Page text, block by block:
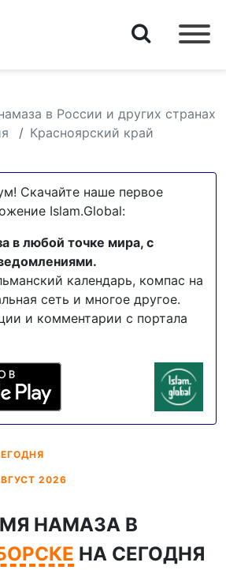
в России и других странах
Красноярский край
Скачайте наше первое
Islam.Global:
в любой точке мира, с
календарь, компас на
сеть и многое другое.
и комментарии с портала
2026
НАМАЗА В
НА СЕГОДНЯ